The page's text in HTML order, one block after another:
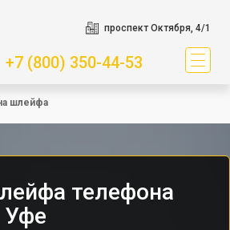
проспект Октября, 4/1
+7 (800) 350-44-53
шлейфа
телефона
Уфе